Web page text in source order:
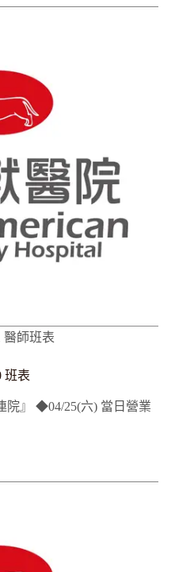
醫師班表
班表
院』 ◆04/25(六) 當日營業